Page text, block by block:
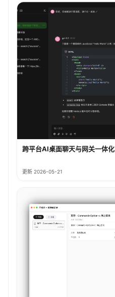
跨平台AI桌面聊天与网关一体化
更新 2026-05-21